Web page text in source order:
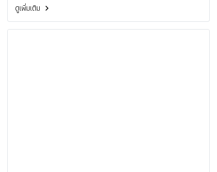
ดูเพิ่มเติม